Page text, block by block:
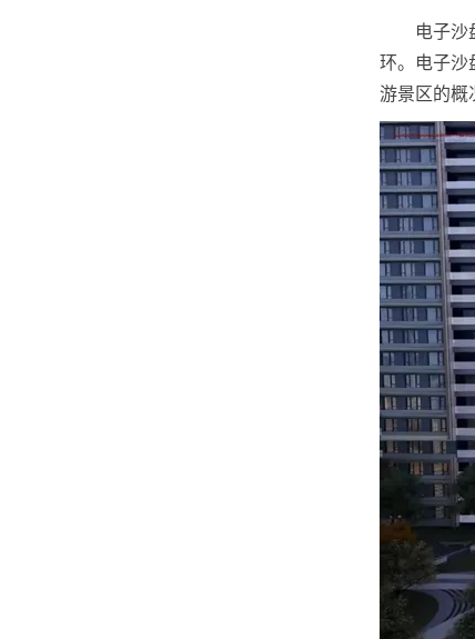
电子沙
环。电子沙
游景区的概